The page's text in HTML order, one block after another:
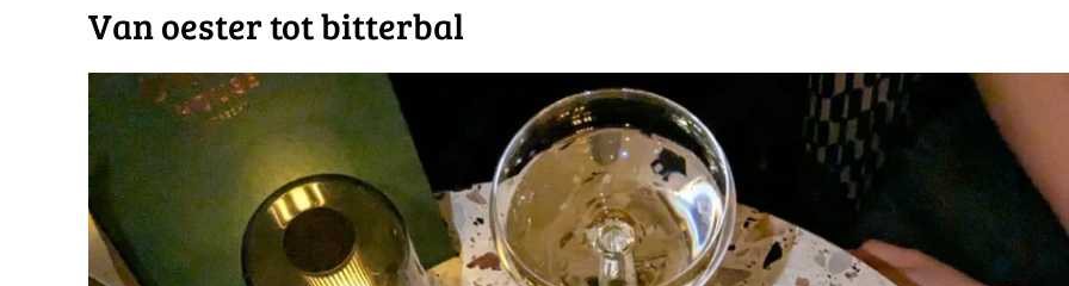
​Van oester tot bitterbal